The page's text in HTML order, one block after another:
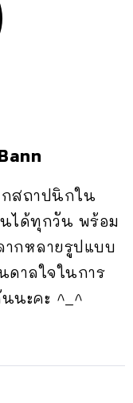
สถาปนิกใน
นได้ทุกวัน พร้อม
ากหลายรูปแบบ
าลใจในการ
นะคะ ^_^